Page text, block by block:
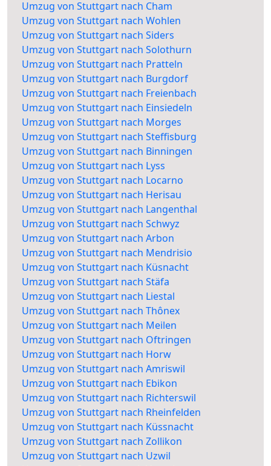
Umzug von Stuttgart nach Cham
Umzug von Stuttgart nach Wohlen
Umzug von Stuttgart nach Siders
Umzug von Stuttgart nach Solothurn
Umzug von Stuttgart nach Pratteln
Umzug von Stuttgart nach Burgdorf
Umzug von Stuttgart nach Freienbach
Umzug von Stuttgart nach Einsiedeln
Umzug von Stuttgart nach Morges
Umzug von Stuttgart nach Steffisburg
Umzug von Stuttgart nach Binningen
Umzug von Stuttgart nach Lyss
Umzug von Stuttgart nach Locarno
Umzug von Stuttgart nach Herisau
Umzug von Stuttgart nach Langenthal
Umzug von Stuttgart nach Schwyz
Umzug von Stuttgart nach Arbon
Umzug von Stuttgart nach Mendrisio
Umzug von Stuttgart nach Küsnacht
Umzug von Stuttgart nach Stäfa
Umzug von Stuttgart nach Liestal
Umzug von Stuttgart nach Thônex
Umzug von Stuttgart nach Meilen
Umzug von Stuttgart nach Oftringen
Umzug von Stuttgart nach Horw
Umzug von Stuttgart nach Amriswil
Umzug von Stuttgart nach Ebikon
Umzug von Stuttgart nach Richterswil
Umzug von Stuttgart nach Rheinfelden
Umzug von Stuttgart nach Küssnacht
Umzug von Stuttgart nach Zollikon
Umzug von Stuttgart nach Uzwil